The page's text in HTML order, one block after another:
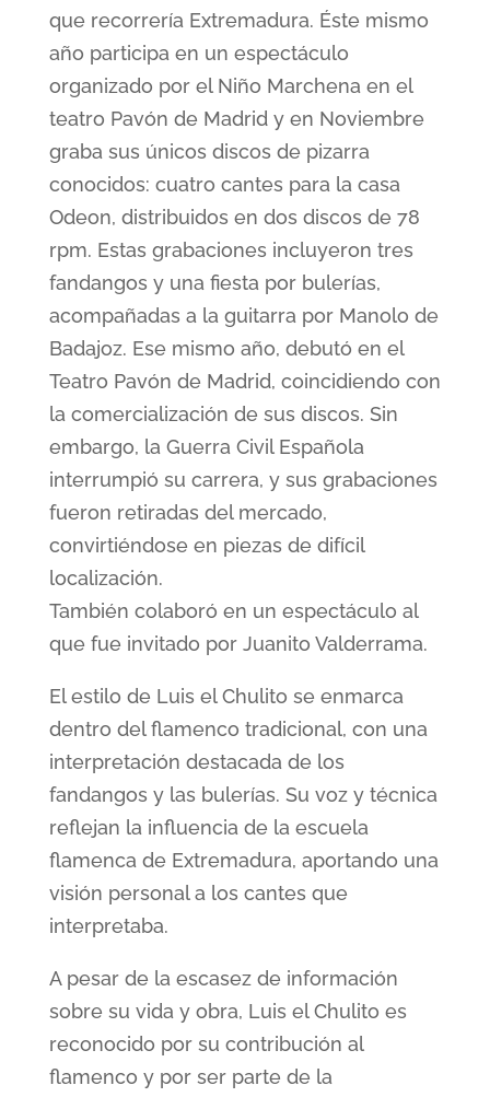
que recorrería Extremadura. Éste mismo
año participa en un espectáculo
organizado por el Niño Marchena en el
teatro Pavón de Madrid y en Noviembre
graba sus únicos discos de pizarra
conocidos: cuatro cantes para la casa
Odeon, distribuidos en dos discos de 78
rpm. Estas grabaciones incluyeron tres
fandangos y una fiesta por bulerías,
acompañadas a la guitarra por Manolo de
Badajoz. Ese mismo año, debutó en el
Teatro Pavón de Madrid, coincidiendo con
la comercialización de sus discos. Sin
embargo, la Guerra Civil Española
interrumpió su carrera, y sus grabaciones
fueron retiradas del mercado,
convirtiéndose en piezas de difícil
localización.
También colaboró en un espectáculo al
que fue invitado por Juanito Valderrama.
El estilo de Luis el Chulito se enmarca
dentro del flamenco tradicional, con una
interpretación destacada de los
fandangos y las bulerías. Su voz y técnica
reflejan la influencia de la escuela
flamenca de Extremadura, aportando una
visión personal a los cantes que
interpretaba.
A pesar de la escasez de información
sobre su vida y obra, Luis el Chulito es
reconocido por su contribución al
flamenco y por ser parte de la